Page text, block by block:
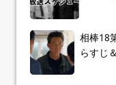
相棒18
らすじ